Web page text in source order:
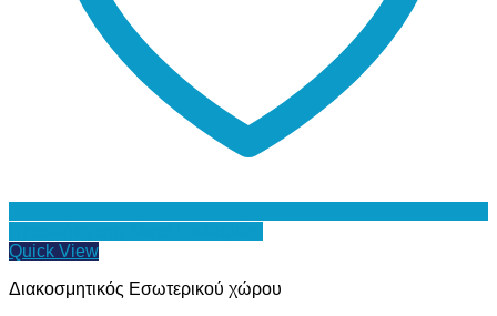
Quick View
Διακοσμητικός Εσωτερικού χώρου